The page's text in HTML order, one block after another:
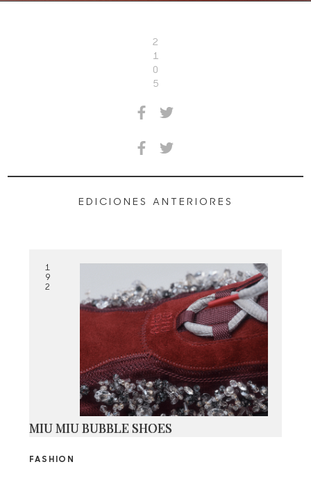
2
1
0
5
EDICIONES ANTERIORES
1
9
2
MIU MIU BUBBLE SHOES
FASHION